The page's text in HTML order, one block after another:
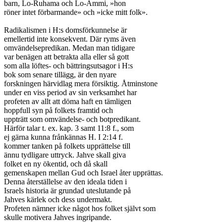
barn, Lo-Ruhama och Lo-Ammi, »hon
röner intet förbarmande» och »icke mitt folk».
Radikalismen i H:s domsförkunnelse är
emellertid inte konsekvent. Där ryms även
omvändelsepredikan. Medan man tidigare
var benägen att betrakta alla eller så gott
som alla löftes- och bättringsutsagor i H:s
bok som senare tillägg, är den nyare
forskningen härvidlag mera försiktig. Åtminstone
under en viss period av sin verksamhet har
profeten av allt att döma haft en tämligen
hoppfull syn på folkets framtid och
uppträtt som omvändelse- och botpredikant.
Härför talar t. ex. kap. 3 samt 11:8 f., som
ej gärna kunna frånkännas H. I 2:14 f.
kommer tanken på folkets upprättelse till
ännu tydligare uttryck. Jahve skall giva
folket en ny ökentid, och då skall
gemenskapen mellan Gud och Israel åter upprättas.
Denna återställelse av den ideala tiden i
Israels historia är grundad uteslutande på
Jahves kärlek och dess undermakt.
Profeten nämner icke något hos folket självt som
skulle motivera Jahves ingripande.